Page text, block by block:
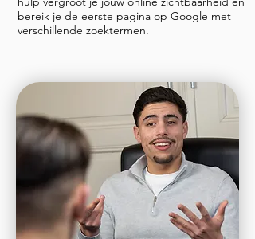
bereik je de eerste pagina op Google met
verschillende zoektermen.